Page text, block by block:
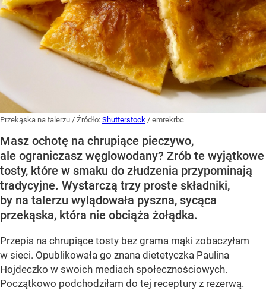
Przekąska na talerzu / Źródło: Shutterstock / emrekrbc
Masz ochotę na chrupiące pieczywo,
ale ograniczasz węglowodany? Zrób te wyjątkowe
tosty, które w smaku do złudzenia przypominają
tradycyjne. Wystarczą trzy proste składniki,
by na talerzu wylądowała pyszna, sycąca
przekąska, która nie obciąża żołądka.
Przepis na chrupiące tosty bez grama mąki zobaczyłam
w sieci. Opublikowała go znana dietetyczka Paulina
Hojdeczko w swoich mediach społecznościowych.
Początkowo podchodziłam do tej receptury z rezerwą.